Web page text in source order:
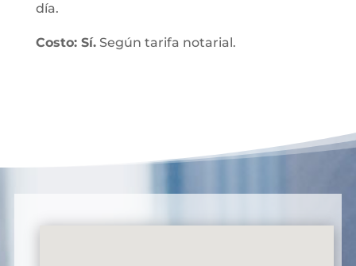
día.
Costo: Sí.Según tarifa notarial.